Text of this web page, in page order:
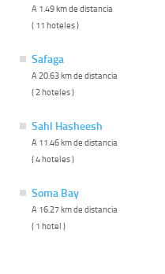
A 1.49 km de distancia
( 11 hoteles )
Safaga
A 20.63 km de distancia
( 2 hoteles )
Sahl Hasheesh
A 11.46 km de distancia
( 4 hoteles )
Soma Bay
A 16.27 km de distancia
( 1 hotel )